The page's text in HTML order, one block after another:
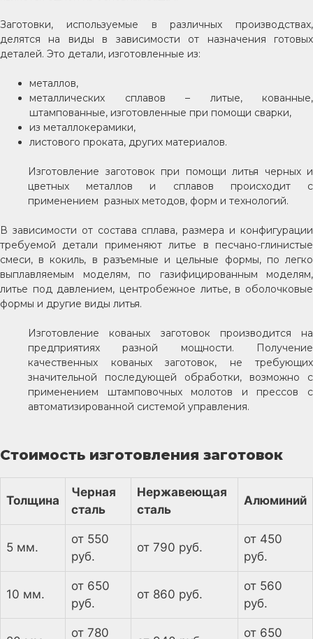
Заготовки, используемые в различных производствах,
делятся на виды в зависимости от назначения готовых
деталей. Это детали, изготовленные из:
металлов,
металлических сплавов – литые, кованные,
штампованные, изготовленные при помощи сварки,
из металлокерамики,
листового проката, других материалов.
Изготовление заготовок при помощи литья черных и
цветных металлов и сплавов происходит с
применением разных методов, форм и технологий.
В зависимости от состава сплава, размера и конфигурации
требуемой детали применяют литье в песчано-глинистые
смеси, в кокиль, в разъемные и цельные формы, по легко
выплавляемым моделям, по газифицированным моделям,
литье под давлением, центробежное литье, в оболочковые
формы и другие виды литья.
Изготовление кованых заготовок производится на
предприятиях разной мощности. Получение
качественных кованых заготовок, не требующих
значительной последующей обработки, возможно с
применением штамповочных молотов и прессов с
автоматизированной системой управления.
Стоимость изготовления заготовок
Толщина
Черная
сталь
Нержавеющая
сталь
Алюминий
5 мм.
от 550
руб.
от 790 руб.
от 450
руб.
10 мм.
от 650
руб.
от 860 руб.
от 560
руб.
от 780 от 650